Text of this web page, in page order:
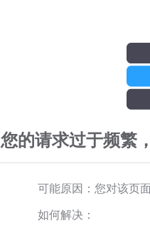
您的请求过于频繁
可能原因：您对该页
如何解决：